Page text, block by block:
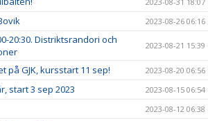
2023-08-26 06:16
20:30. Distriktsrandori och
2023-08-21 15:39
på GJK, kursstart 11 sep! 2023-08-20 06:56
start 3 sep 2023 2023-08-15 06:54
2023-08-12 06:38